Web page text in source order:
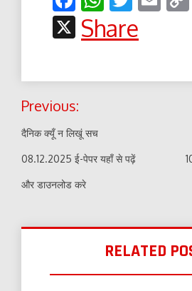
X
Share
Post
navigation
Previous:
दैनिक क्यूँ न लिखूं सच
08.12.2025 ई-पेपर यहाँ से पढ़ें
और डाउनलोड करे
RELATED